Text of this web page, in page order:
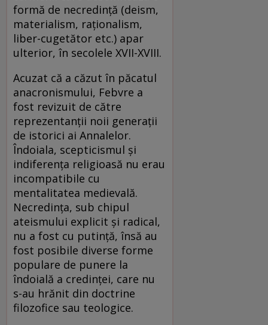
formă de necredință (deism,
materialism, raționalism,
liber-cugetător etc.) apar
ulterior, în secolele XVII-XVIII.
Acuzat că a căzut în păcatul
anacronismului, Febvre a
fost revizuit de către
reprezentanții noii generații
de istorici ai Annalelor.
Îndoiala, scepticismul și
indiferența religioasă nu erau
incompatibile cu
mentalitatea medievală.
Necredința, sub chipul
ateismului explicit și radical,
nu a fost cu putință, însă au
fost posibile diverse forme
populare de punere la
îndoială a credinței, care nu
s-au hrănit din doctrine
filozofice sau teologice.